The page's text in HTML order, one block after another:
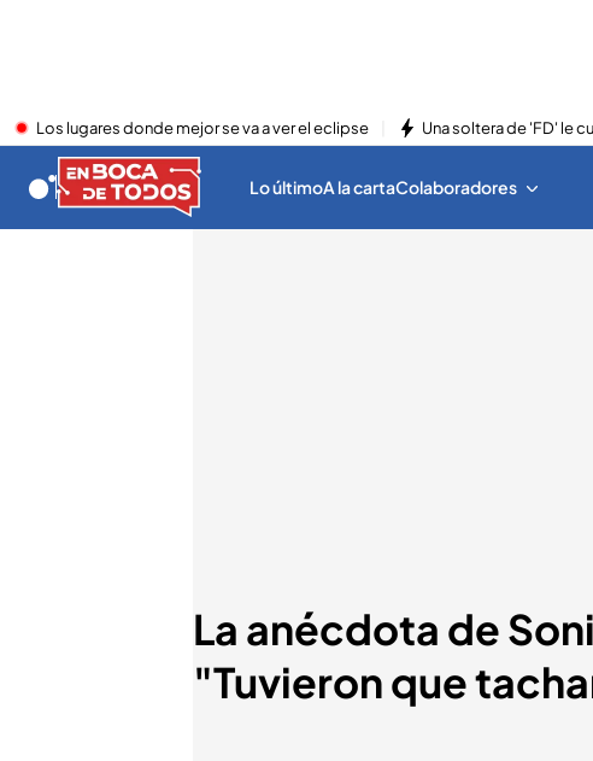
Los lugares donde mejor se va a ver el eclipse Una soltera de 'FD' le
Lo últimoA la cartaColaboradores
La anécdota de
"Tuvieron que